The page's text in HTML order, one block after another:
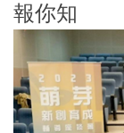
報你知